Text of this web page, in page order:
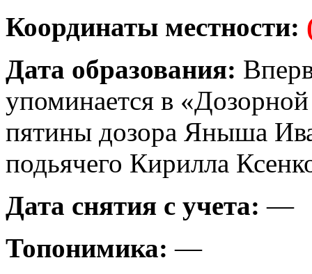
Координаты местности:
Дата образования:
упоминается в
пятины дозора Яныша
подьячего Кирилла
Дата снятия с учета: —
Топонимика: —